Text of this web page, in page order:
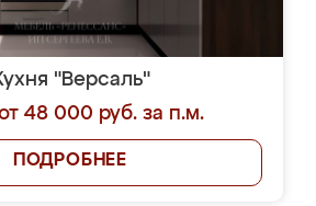
"Версаль"
48 000 руб. за п.м.
ПОДРОБНЕЕ